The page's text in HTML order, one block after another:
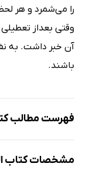
را می‌شمرد و هر
وقتی بعداز
آن خبر داشت. به‌
باشند.
فهرست مطالب
مشخصات کتاب